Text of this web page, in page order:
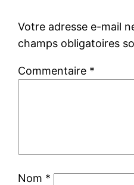
Votre adresse e-mail
champs obligatoires
Commentaire *
Nom *